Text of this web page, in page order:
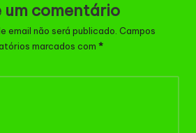
um comentário
email não será publicado. Campos
marcados com *